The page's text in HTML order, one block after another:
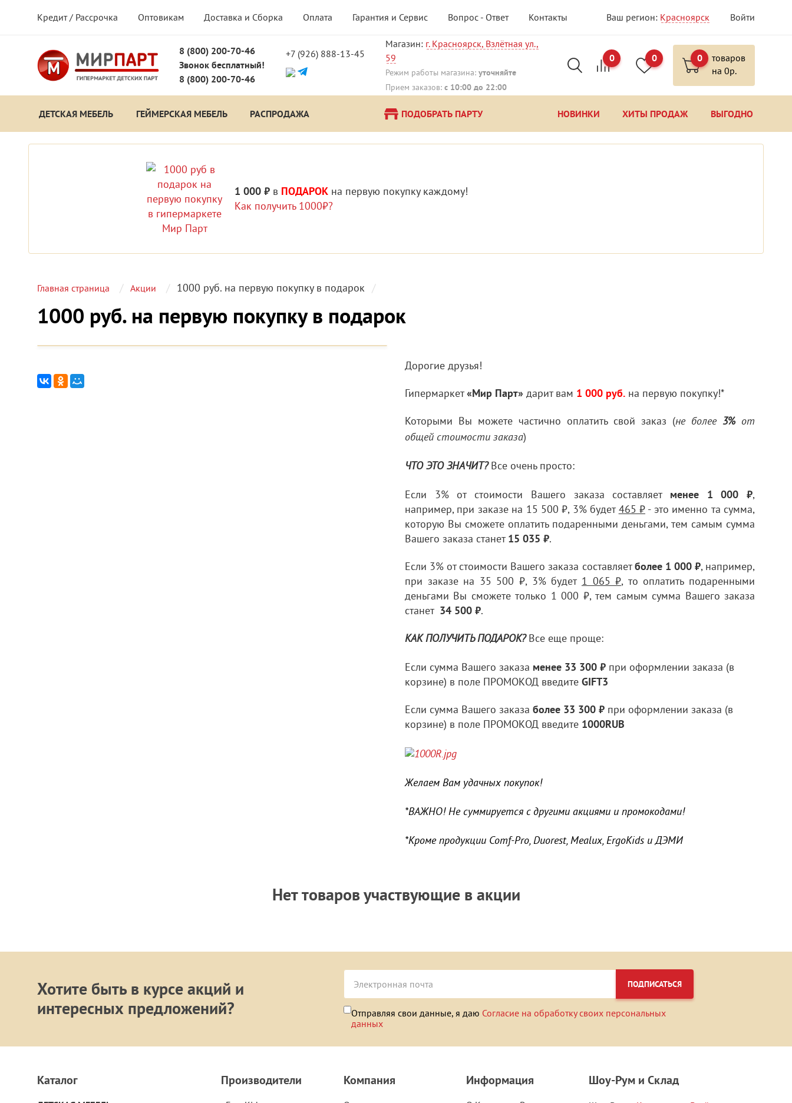
Кредит / Рассрочка Оптовикам Доставка и Сборка Оплата Гарантия и Сервис Вопрос - Ответ Контакты Ваш регион: Красноярск Войти
8 (800) 200-70-46
Звонок бесплатный!
8 (800) 200-70-46
+7 (926) 888-13-45
Магазин: г. Красноярск, Взлётная ул.,
59
Режим работы магазина: уточняйте
Прием заказов: с 10:00 до 22:00
0 0 0
товаров
на 0р.
ДЕТСКАЯ МЕБЕЛЬ ГЕЙМЕРСКАЯ МЕБЕЛЬ РАСПРОДАЖА ПОДОБРАТЬ ПАРТУ НОВИНКИ ХИТЫ ПРОДАЖ ВЫГОДНО
1 000 ₽ в ПОДАРОК на первую покупку каждому!
Как получить 1000₽?
Главная страница Акции 1000 руб. на первую покупку в подарок
1000 руб. на первую покупку в подарок
Дорогие друзья!
Гипермаркет«Мир Парт» дарит вам 1 000 руб. на первую покупку!*
Которыми Вы можете частично оплатить свой заказ (не более 3% от
общей стоимости заказа)
ЧТО ЭТО ЗНАЧИТ?Все очень просто:
Если 3% от стоимости Вашего заказа составляет менее 1 000₽,
например, при заказе на 15 500 ₽, 3% будет465 ₽ - это именно та сумма,
которую Вы сможете оплатить подаренными деньгами, тем самым сумма
Вашего заказа станет15 035 ₽.
Если 3% от стоимости Вашего заказа составляетболее 1 000 ₽, например,
при заказе на 35 500 ₽, 3% будет 1 065 ₽, то оплатить подаренными
деньгами Вы сможете только 1 000 ₽, тем самым сумма Вашего заказа
станет 34 500 ₽.
КАК ПОЛУЧИТЬ ПОДАРОК?Все еще проще:
Если сумма Вашего заказа менее 33 300 ₽ при оформлении заказа (в
корзине) в поле ПРОМОКОД введите GIFT3
Если сумма Вашего заказа более 33 300 ₽ при оформлении заказа (в
корзине) в поле ПРОМОКОД введите 1000RUB
Желаем Вам удачных покупок!
*ВАЖНО! Не суммируется с другими акциями и промокодами!
*Кроме продукции Comf-Pro, Duorest, Mealux, ErgoKids и ДЭМИ
Нет товаров участвующие в акции
Хотите быть в курсе акций и
интересных предложений?
ПОДПИСАТЬСЯ
Отправляя свои данные, я даю Согласие на обработку своих персональных
данных
Каталог Производители Компания Информация Шоу-Рум и Склад